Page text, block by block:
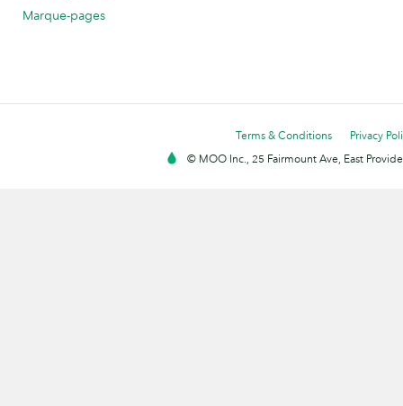
Marque-pages
Terms & Conditions
Privacy
© MOO Inc., 25 Fairmount Ave, East